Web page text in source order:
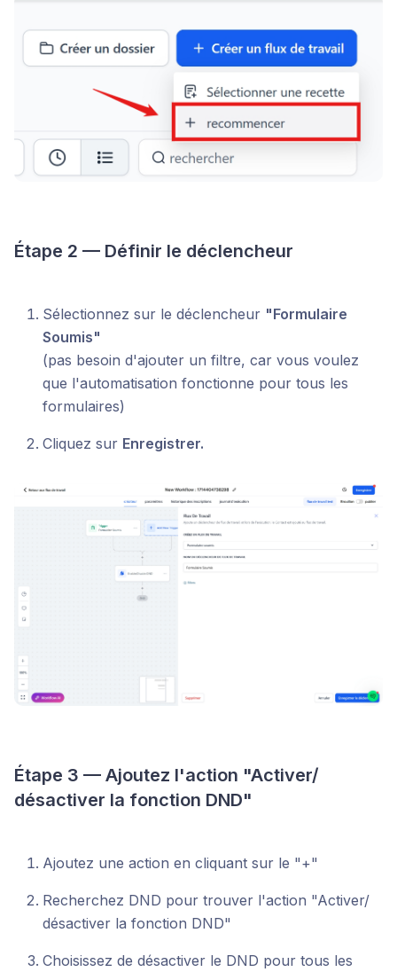
Étape 2 — Définir le déclencheur
Sélectionnez sur le déclencheur "Formulaire
Soumis"
(pas besoin d'ajouter un filtre, car vous voulez
que l'automatisation fonctionne pour tous les
formulaires)
Cliquez sur Enregistrer.
Étape 3 — Ajoutez l'action "Activer/
désactiver la fonction DND"
Ajoutez une action en cliquant sur le "+"
Recherchez DND pour trouver l'action "Activer/
désactiver la fonction DND"
Choisissez de désactiver le DND pour tous les